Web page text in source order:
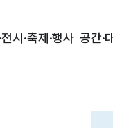
시·축제·행사 공간·